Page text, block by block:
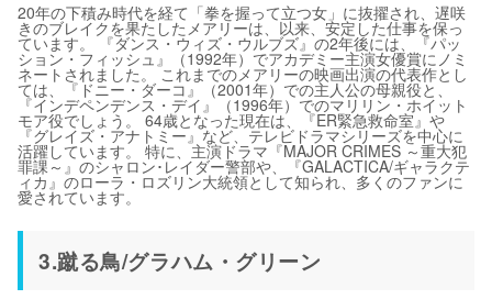
20年の下積み時代を経て「拳を握って立つ女」に抜擢され、遅咲
きのブレイクを果たしたメアリーは、以来、安定した仕事を保っ
ています。 『ダンス・ウィズ・ウルブズ』の2年後には、『パッ
ション・フィッシュ』（1992年）でアカデミー主演女優賞にノミ
ネートされました。 これまでのメアリーの映画出演の代表作とし
ては、『ドニー・ダーコ』（2001年）での主人公の母親役と、
『インデペンデンス・デイ』（1996年）でのマリリン・ホイット
モア役でしょう。 64歳となった現在は、『ER緊急救命室』や
『グレイズ・アナトミー』など、テレビドラマシリーズを中心に
活躍しています。 特に、主演ドラマ『MAJOR CRIMES ～重大犯
罪課～』のシャロン･レイダー警部や、『GALACTICA/ギャラクテ
ィカ』のローラ・ロズリン大統領として知られ、多くのファンに
愛されています。
3.蹴る鳥/グラハム・グリーン